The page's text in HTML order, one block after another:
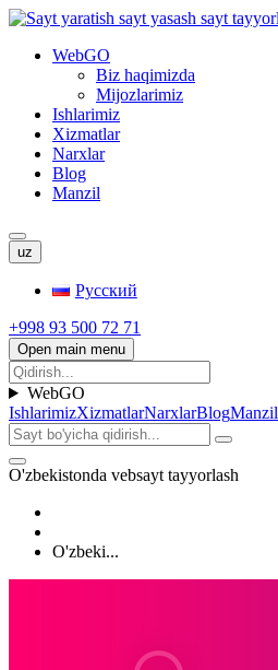
WebGO
Biz haqimizda
Mijozlarimiz
Ishlarimiz
Xizmatlar
Narxlar
Blog
Manzil
uz
Русский
+998 93 500 72 71
Open main menu
WebGO
IshlarimizXizmatlarNarxlarBlogManzil
O'zbekistonda vebsayt tayyorlash
O'zbeki...